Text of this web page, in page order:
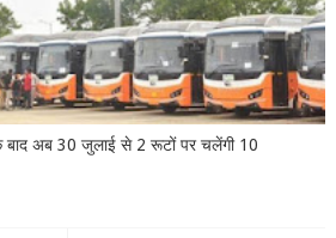
बाद अब 30 जुलाई से 2 रूटों पर चलेंगी 10